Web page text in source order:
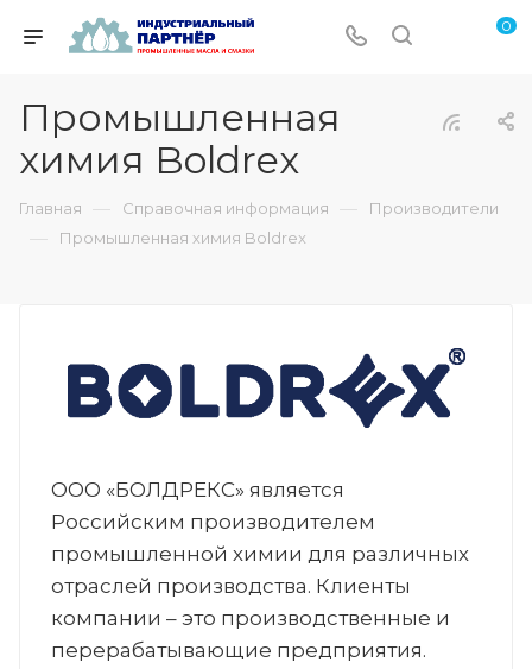
0
Промышленная
химия Boldrex
Главная — Справочная информация — Производители
— Промышленная химия Boldrex
ООО «БОЛДРЕКС» является
Российским производителем
промышленной химии для различных
отраслей производства. Клиенты
компании – это производственные и
перерабатывающие предприятия.